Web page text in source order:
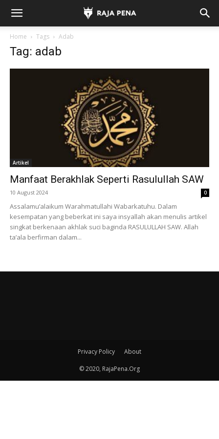
Home Tags Adab
Tag: adab
Artikel
Manfaat Berakhlak Seperti Rasulullah SAW
10 August 2024 0
Assalamu’alaikum Warahmatullahi Wabarkatuhu. Dalam
kesempatan yang beberkat ini saya insyallah akan menulis artikel
singkat berkenaan akhlak suci baginda RASULULLAH SAW. Allah
ta’ala berfirman dalam...
Privacy Policy About
© 2020, RajaPena.Org